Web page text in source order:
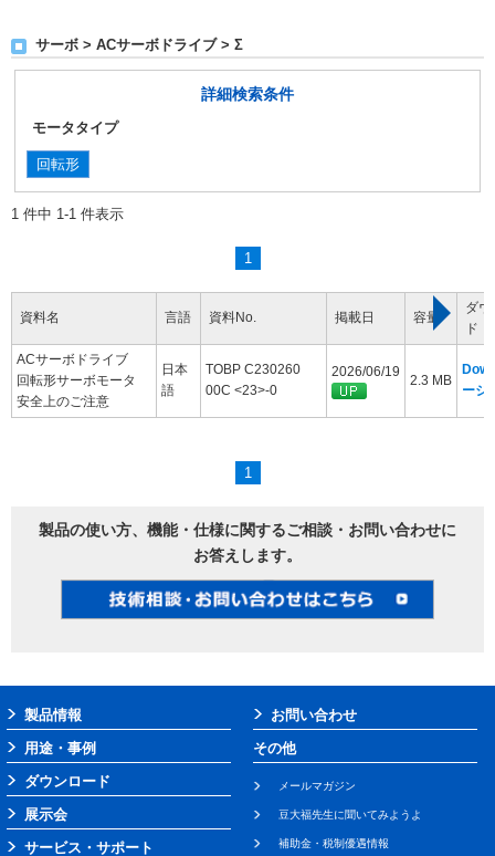
サーボ > ACサーボドライブ > Σ
詳細検索条件
モータタイプ
回転形
1 件中 1-1 件表示
1
資料名 言語 資料No. 掲載日 容量
ダウ
ド
ACサーボドライブ
回転形サーボモータ
安全上のご注意
日本
語
TOBP C230260
00C <23>-0
2026/06/19
2.3 MB
ージ
1
製品の使い方、機能・仕様に関するご相談・お問い合わせに
お答えします。
製品情報
用途・事例
ダウンロード
展示会
サービス・サポート
お問い合わせ
その他
メールマガジン
豆大福先生に聞いてみようよ
補助金・税制優遇情報